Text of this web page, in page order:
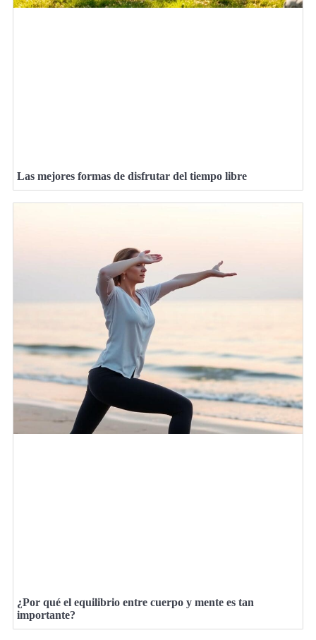
Las mejores formas de disfrutar del tiempo libre
¿Por qué el equilibrio entre cuerpo y mente es tan
importante?